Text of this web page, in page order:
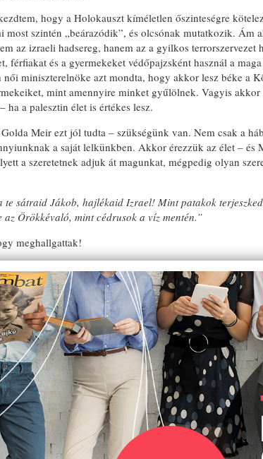
hogy a Holokauszt kíméletlen őszinteségre
most szintén „beárazódik”, és olcsónak mutatkozik. Ám
az izraeli hadsereg, hanem az a gyilkos
férfiakat és a gyermekeket védőpajzsként használ a
női miniszterelnöke azt mondta, hogy akkor lesz béke a
mint amennyire minket gyűlölnek. Vagyis
ha a palesztin élet is értékes lesz.
Meir ezt jól tudta – szükségünk van. Nem csak a
a saját lelkünkben. Akkor érezzük az élet – és
a szeretetnek adjuk át magunkat, mégpedig olyan
te sátraid Jákob, hajlékaid Izrael! Mint patakok
az Örökkévaló, mint cédrusok a víz mentén.”
meghallgattak!